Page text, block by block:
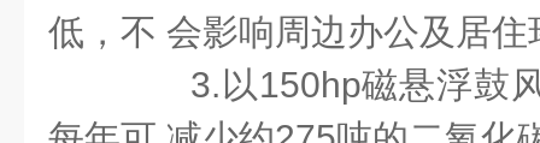
低，不 会影响周边办公及居住
3.以150hp磁悬浮鼓风